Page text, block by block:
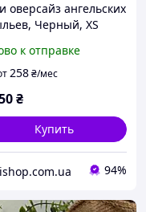
оверсайз ангельских
Черный, XS
к отправке
258₴/мес
₴
Купить
94%